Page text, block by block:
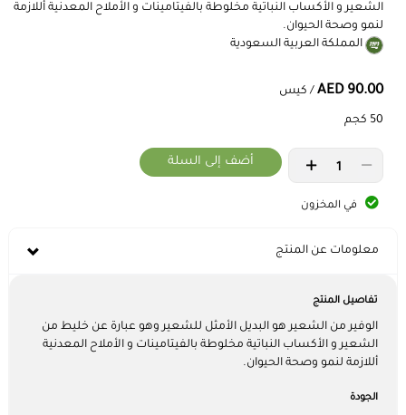
الشعير و الأكساب النباتية مخلوطة بالفيتامينات و الأملاح المعدنية أللازمة
لنمو وصحة الحيوان.
المملكة العربية السعودية
AED 90.00 / كيس
50 كجم
أضف إلى السلة
في المخزون
معلومات عن المنتج
تفاصيل المنتج
الوفير من الشعير هو البديل الأمثل للشعير وهو عبارة عن خليط من
الشعير و الأكساب النباتية مخلوطة بالفيتامينات و الأملاح المعدنية
أللازمة لنمو وصحة الحيوان.
الجودة